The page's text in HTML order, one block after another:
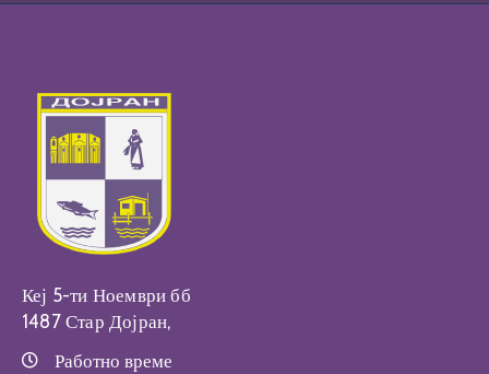
Кеј 5-ти Ноември бб
1487 Стар Дојран,
Работно време